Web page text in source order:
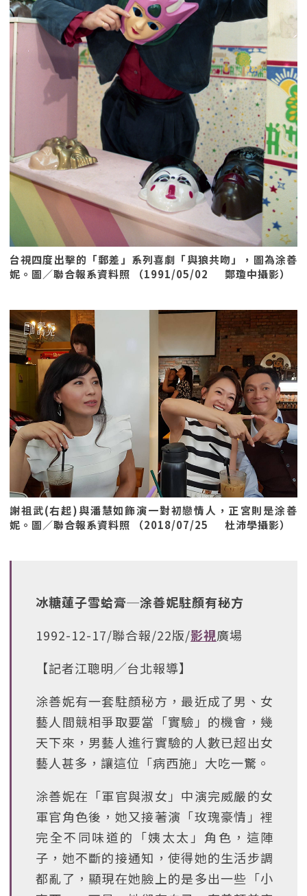
台視四度出擊的「郵差」系列喜劇「與狼共吻」，圖為涂善
妮。圖／聯合報系資料照 （1991/05/02 鄭瓊中攝影）
謝祖武(右起)與潘慧如飾演一對初戀情人，正宮則是涂善
妮。圖／聯合報系資料照 （2018/07/25 杜沛學攝影）
冰糖蓮子雪蛤膏─涂善妮駐顏有秘方
1992-12-17/聯合報/22版/影視廣場
【記者江聰明╱台北報導】
涂善妮有一套駐顏秘方，最近成了男、女
藝人間競相爭取要當「實驗」的機會，幾
天下來，男藝人進行實驗的人數已超出女
藝人甚多，讓這位「病西施」大吃一驚。
涂善妮在「軍官與淑女」中演完威嚴的女
軍官角色後，她又接著演「玫瑰豪情」裡
完全不同味道的「姨太太」角色，這陣
子，她不斷的接通知，使得她的生活步調
都亂了，顯現在她臉上的是多出一些「小